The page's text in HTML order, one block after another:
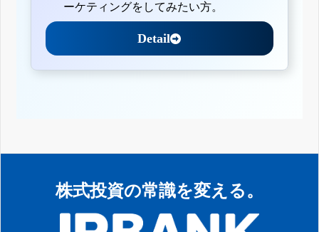
ーケティングをしてみたい方。
Detail
株式投資の常識を変える。